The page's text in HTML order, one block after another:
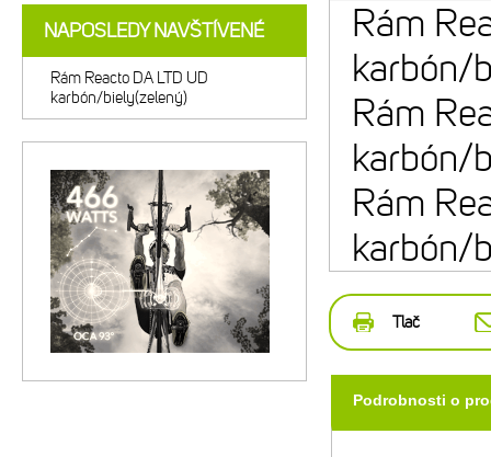
Rám
karbón/
Rám
karbón/
Rám
karbón/
Tlač
Podrobnosti o
NAPOSLEDY NAVŠTÍVENÉ
Rám Reacto DA LTD UD
karbón/biely(zelený)